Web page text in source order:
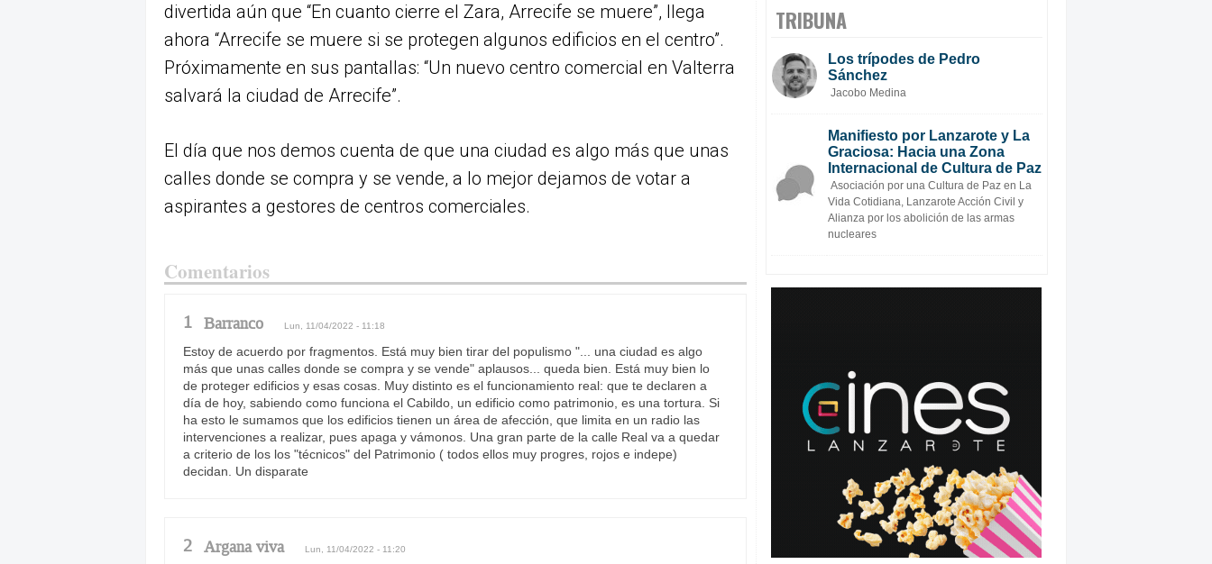
divertida aún que “En cuanto cierre el Zara, Arrecife se muere”, llega
ahora “Arrecife se muere si se protegen algunos edificios en el centro”.
Próximamente en sus pantallas: “Un nuevo centro comercial en Valterra
salvará la ciudad de Arrecife”.
El día que nos demos cuenta de que una ciudad es algo más que unas
calles donde se compra y se vende, a lo mejor dejamos de votar a
aspirantes a gestores de centros comerciales.
Comentarios
1 Barranco Lun, 11/04/2022 - 11:18
Estoy de acuerdo por fragmentos. Está muy bien tirar del populismo "... una ciudad es algo
más que unas calles donde se compra y se vende" aplausos... queda bien. Está muy bien lo
de proteger edificios y esas cosas. Muy distinto es el funcionamiento real: que te declaren a
día de hoy, sabiendo como funciona el Cabildo, un edificio como patrimonio, es una tortura. Si
ha esto le sumamos que los edificios tienen un área de afección, que limita en un radio las
intervenciones a realizar, pues apaga y vámonos. Una gran parte de la calle Real va a quedar
a criterio de los los "técnicos" del Patrimonio ( todos ellos muy progres, rojos e indepe)
decidan. Un disparate
2 Argana viva Lun, 11/04/2022 - 11:20
TRIBUNA
Los trípodes de Pedro
Sánchez
Jacobo Medina
Manifiesto por Lanzarote y La
Graciosa: Hacia una Zona
Internacional de Cultura de Paz
Asociación por una Cultura de Paz en La
Vida Cotidiana, Lanzarote Acción Civil y
Alianza por los abolición de las armas
nucleares